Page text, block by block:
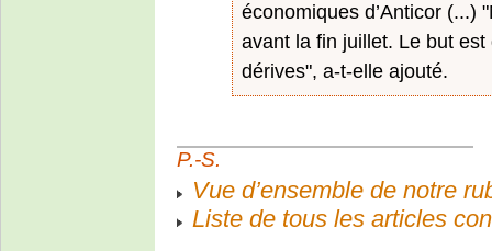
économiques d’Anticor (...)
avant la fin juillet. Le but
dérives", a-t-elle ajouté.
P.-S.
Vue d’ensemble de notre
Liste de tous les articles